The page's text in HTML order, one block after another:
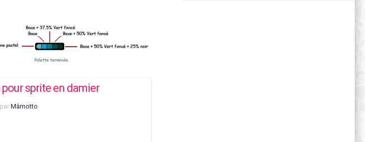
sprite en damier
par Mâmotto